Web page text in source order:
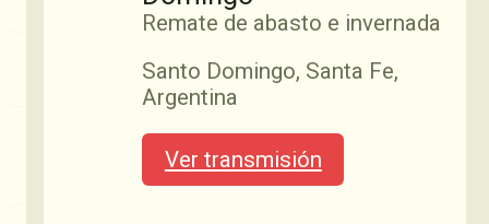
Remate Pasión Lechera
Especial Holando — Pasión
Lechera (SR Rafaela)
Sociedad Rural Rafaela — 4ta
edición Remate Holando
desde la SR Rafaela
06/07
Remate en Esperanza
Abasto e invernada
Remate de abasto e invernada
Santo Domingo, Santa Fe,
Argentina
Ver transmisión